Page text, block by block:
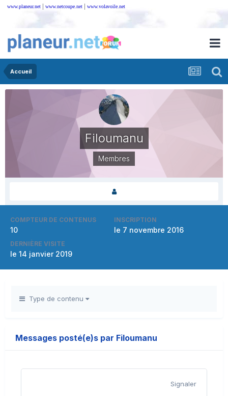
www.planeur.net | www.netcoupe.net | www.volavoile.net
Accueil
Filoumanu
Membres
COMPTEUR DE CONTENUS
10
INSCRIPTION
le 7 novembre 2016
DERNIÈRE VISITE
le 14 janvier 2019
Type de contenu
Messages posté(e)s par Filoumanu
Signaler